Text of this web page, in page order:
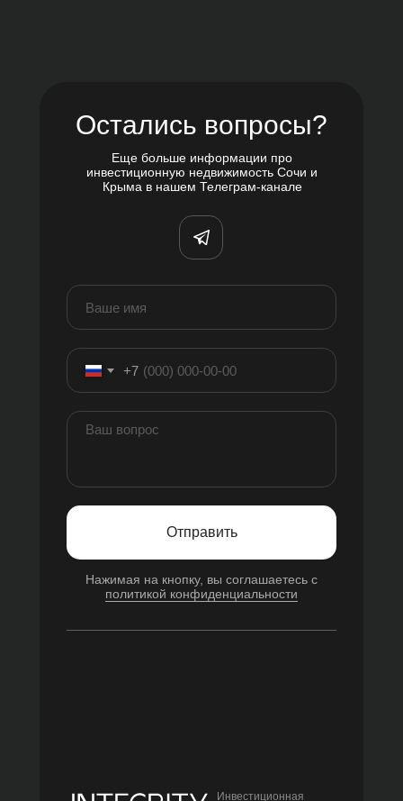
Еще больше информации про
инвестиционную недвижимость Сочи и
Крыма в нашем Телеграм-канале
+7
Отправить
Нажимая на кнопку, вы соглашаетесь с
политикой конфиденциальности
Остались вопросы?
Инвестиционная